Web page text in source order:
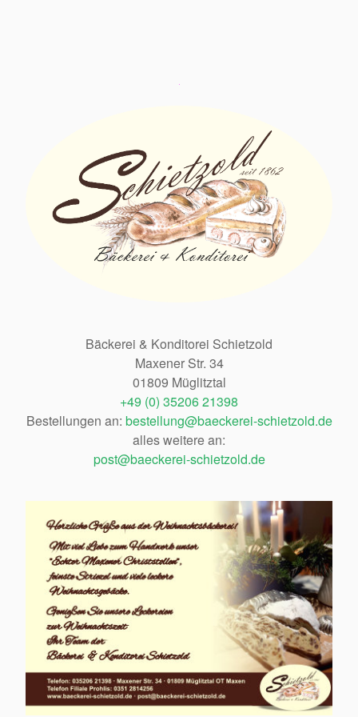
Bäckerei & Konditorei Schietzold
Maxener Str. 34
01809 Müglitztal
+49 (0) 35206 21398
Bestellungen an: bestellung@baeckerei-schietzold.de
alles weitere an:
post@baeckerei-schietzold.de